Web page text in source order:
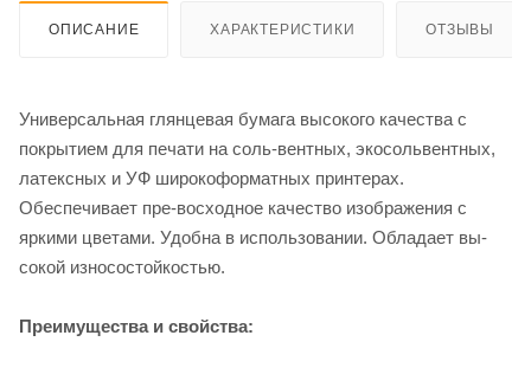
ОПИСАНИЕ ХАРАКТЕРИСТИКИ ОТЗЫВЫ
Универсальная глянцевая бумага высокого качества с
покрытием для печати на соль-вентных, экосольвентных,
латексных и УФ широкоформатных принтерах.
Обеспечивает пре-восходное качество изображения с
яркими цветами. Удобна в использовании. Обладает вы-
сокой износостойкостью.
Преимущества и свойства: